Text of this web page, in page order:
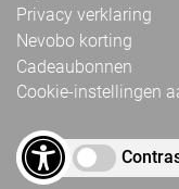
Privacy verklaring
Nevobo korting
Cadeaubonnen
Cookie-instellingen